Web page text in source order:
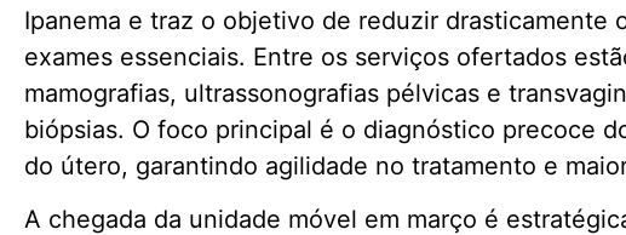
Ipanema e traz o objetivo de reduzir drasticamente
exames essenciais. Entre os serviços ofertados
mamografias, ultrassonografias pélvicas e
biópsias. O foco principal é o diagnóstico precoce
do útero, garantindo agilidade no tratamento e
A chegada da unidade móvel em março é